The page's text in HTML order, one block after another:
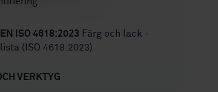
ISO 4618:2023 Färg och lack -
(ISO 4618:2023)
VERKTYG